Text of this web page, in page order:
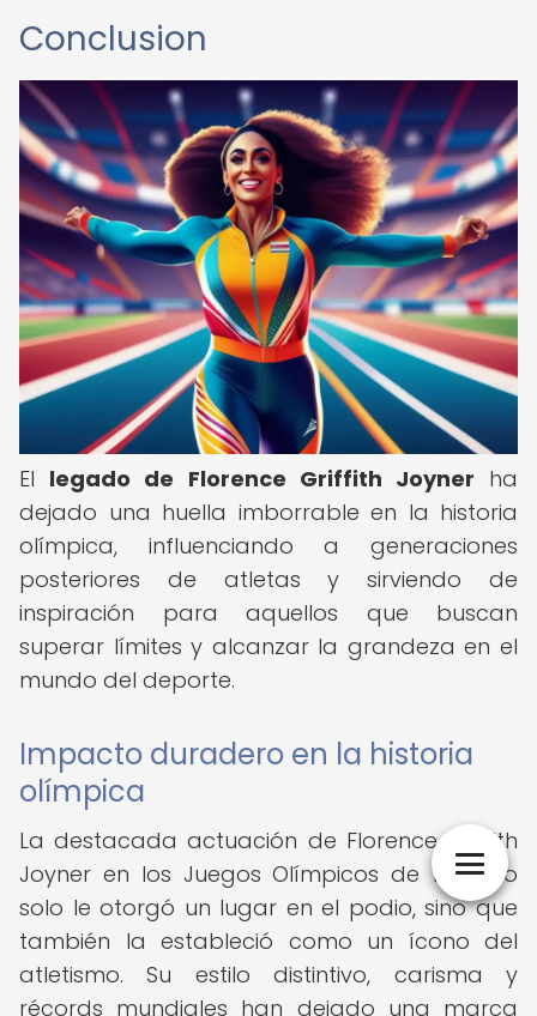
Conclusion
El legado de Florence Griffith Joyner ha
dejado una huella imborrable en la historia
olímpica, influenciando a generaciones
posteriores de atletas y sirviendo de
inspiración para aquellos que buscan
superar límites y alcanzar la grandeza en el
mundo del deporte.
Impacto duradero en la historia
olímpica
La destacada actuación de Florence Griffith
Joyner en los Juegos Olímpicos de 1988 no
solo le otorgó un lugar en el podio, sino que
también la estableció como un ícono del
atletismo. Su estilo distintivo, carisma y
récords mundiales han dejado una marca